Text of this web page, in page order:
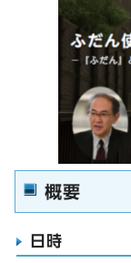
概要
日時